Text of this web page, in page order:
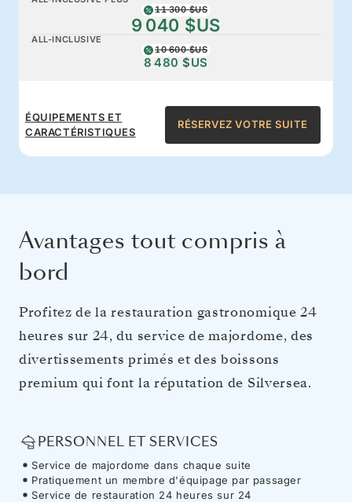
11 300 $US
9 040 $US
ALL-INCLUSIVE
10 600 $US
8 480 $US
ÉQUIPEMENTS ET
CARACTÉRISTIQUES
RÉSERVEZ VOTRE SUITE
Avantages tout compris à
bord
Profitez de la restauration gastronomique 24
heures sur 24, du service de majordome, des
divertissements primés et des boissons
premium qui font la réputation de Silversea.
PERSONNEL ET SERVICES
Service de majordome dans chaque suite
Pratiquement un membre d'équipage par passager
Service de restauration 24 heures sur 24